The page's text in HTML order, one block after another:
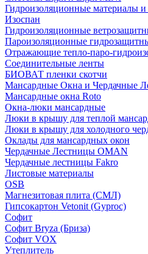
Гидроизоляционные материалы и
Изоспан
Гидроизоляционные
Пароизоляционные
Отражающие тепло-паро-
Соединительные ленты
БИОВАТ пленки скотчи
Мансардные Окна и Чердачные
Мансардные окна Roto
Окна-люки мансардные
Люки в крышу для теплой
Люки в крышу для холодного
Оклады для мансардных окон
Чердачные Лестницы OMAN
Чердачные лестницы Fakro
Листовые материалы
OSB
Магнезитовая плита (СМЛ)
Гипсокартон Vetonit (Gyproc)
Софит
Софит Bryza (Бриза)
Софит VOX
Утеплитель